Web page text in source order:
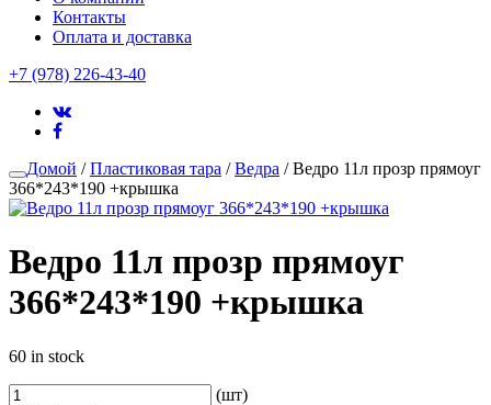
Контакты
Оплата и доставка
+7 (978) 226-43-40
Домой /Пластиковая тара /Ведра / Ведро 11л прозр прямоуг
366*243*190 +крышка
Ведро 11л прозр прямоуг
366*243*190 +крышка
60 in stock
(шт)